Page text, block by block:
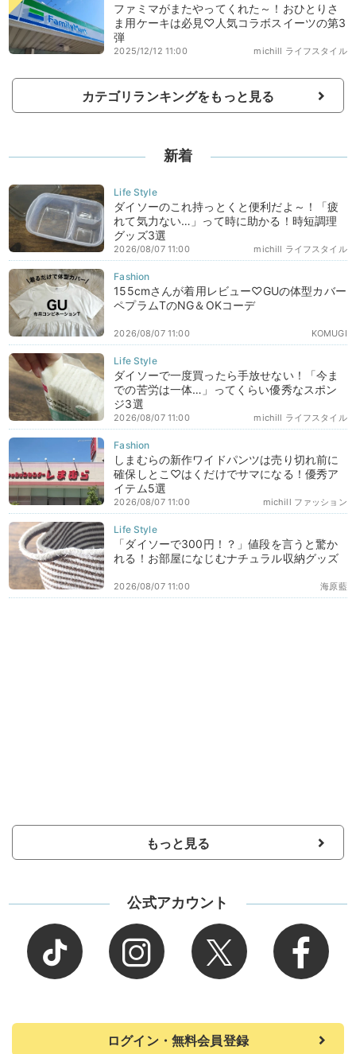
ファミマがまたやってくれた～！おひとりさ
ま用ケーキは必見♡人気コラボスイーツの第3
弾
michill ライフスタイル
2025/12/12 11:00
カテゴリランキングをもっと見る
新着
ダイソーのこれ持っとくと便利だよ～！「疲
れて気力ない…」って時に助かる！時短調理
グッズ3選
michill ライフスタイル
2026/08/07 11:00
155cmさんが着用レビュー♡GUの体型カバー
ペプラムTのNG＆OKコーデ
KOMUGI
2026/08/07 11:00
ダイソーで一度買ったら手放せない！「今ま
での苦労は一体…」ってくらい優秀なスポン
ジ3選
michill ライフスタイル
2026/08/07 11:00
しまむらの新作ワイドパンツは売り切れ前に
確保しとこ♡はくだけでサマになる！優秀ア
イテム5選
michill ファッション
2026/08/07 11:00
「ダイソーで300円！？」値段を言うと驚か
れる！お部屋になじむナチュラル収納グッズ
海原藍
2026/08/07 11:00
もっと見る
公式アカウント
ログイン・無料会員登録